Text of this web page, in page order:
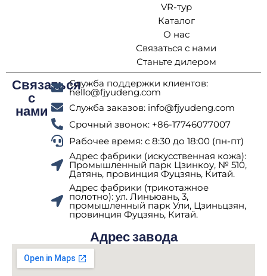
VR-тур
Каталог
О нас
Связаться с нами
Станьте дилером
Связаться
с
нами
Служба поддержки клиентов:
hello@fjyudeng.com
Служба заказов: info@fjyudeng.com
Срочный звонок: +86-17746077007
Рабочее время: с 8:30 до 18:00 (пн-пт)
Адрес фабрики (искусственная кожа):
Промышленный парк Цзинкоу, № 510,
Датянь, провинция Фуцзянь, Китай.
Адрес фабрики (трикотажное
полотно): ул. Линьюань, 3,
промышленный парк Ули, Цзиньцзян,
провинция Фуцзянь, Китай.
Адрес завода